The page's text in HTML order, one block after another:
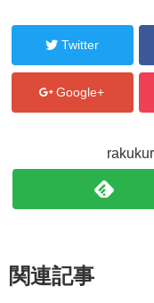
Twitter
Google+
関連記事